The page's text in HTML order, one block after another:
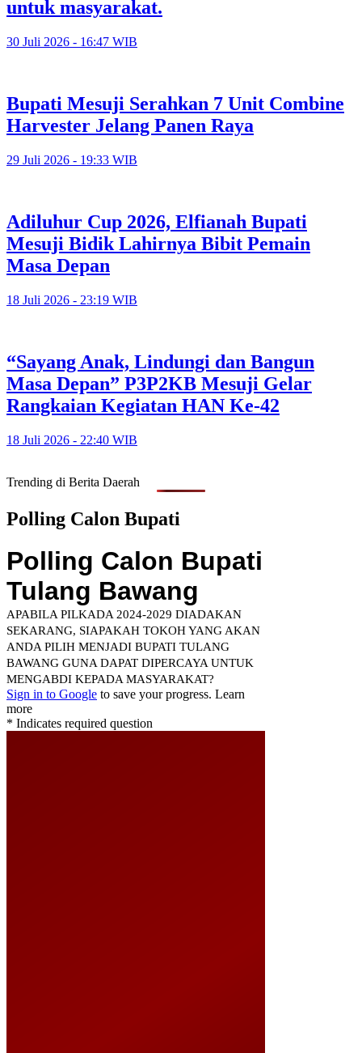
untuk masyarakat.
30 Juli 2026 - 16:47 WIB
Bupati Mesuji Serahkan 7 Unit Combine
Harvester Jelang Panen Raya
29 Juli 2026 - 19:33 WIB
Adiluhur Cup 2026, Elfianah Bupati
Mesuji Bidik Lahirnya Bibit Pemain
Masa Depan
18 Juli 2026 - 23:19 WIB
“Sayang Anak, Lindungi dan Bangun
Masa Depan” P3P2KB Mesuji Gelar
Rangkaian Kegiatan HAN Ke-42
18 Juli 2026 - 22:40 WIB
Trending di Berita Daerah
Polling Calon Bupati